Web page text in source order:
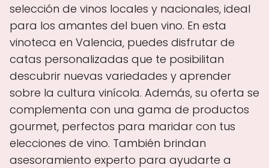
selección de vinos locales y nacionales, ideal
para los amantes del buen vino. En esta
vinoteca en Valencia, puedes disfrutar de
catas personalizadas que te posibilitan
descubrir nuevas variedades y aprender
sobre la cultura vinícola. Además, su oferta se
complementa con una gama de productos
gourmet, perfectos para maridar con tus
elecciones de vino. También brindan
asesoramiento experto para ayudarte a